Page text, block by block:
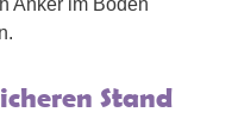
Anker im Boden
Stand